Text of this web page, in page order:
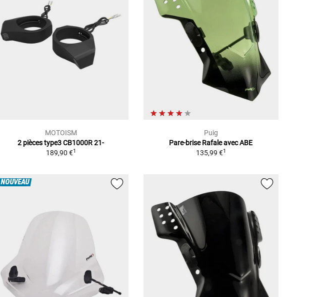
MOTOISM
2 pièces type3 CB1000R 21-
189,90 €1
Puig
Pare-brise Rafale avec ABE
135,99 €1
NOUVEAU